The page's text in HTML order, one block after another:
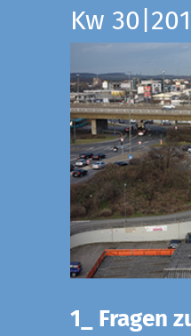
Kw
1_ Fragen